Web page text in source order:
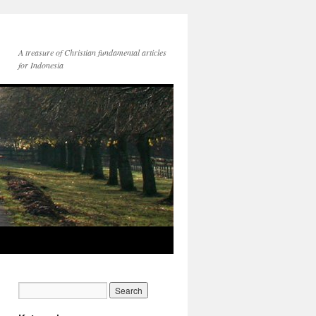
A treasure of Christian fundamental articles
for Indonesia